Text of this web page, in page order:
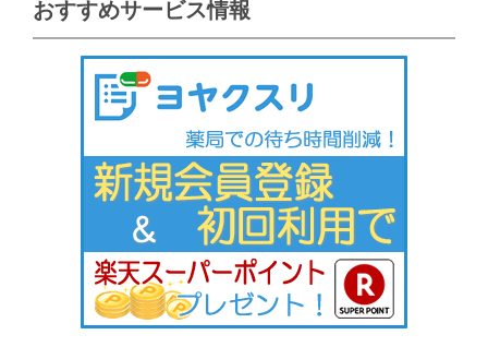
おすすめサービス情報